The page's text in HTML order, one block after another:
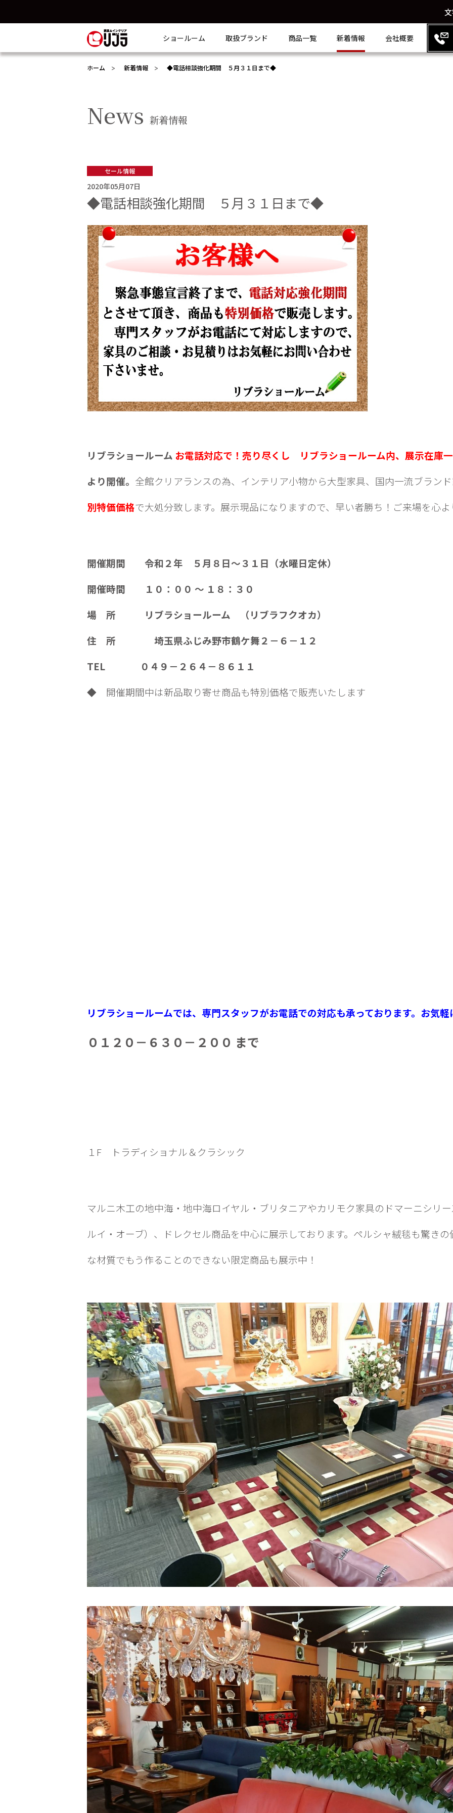
ショールーム 取扱ブランド 商品一覧 新着情報 会社概要
ホーム 新着情報 ◆電話相談強化期間 ５月３１日まで◆
News 新着情報
セール情報
2020年05月07日
◆電話相談強化期間 ５月３１日まで◆
リブラショールーム お電話対応で！売り尽くし リブラショールーム内、展示在庫
より開催。 全館クリアランスの為、インテリア小物から大型家具、国内一流ブラン
別特価価格で大処分致します。展示現品になりますので、早い者勝ち！ご来場を心よ
開催期間 令和２年 ５月８日～３１日（水曜日定休）
開催時間 １０：００ ～ １８：３０
場 所 リブラショールーム （リブラフクオカ）
住 所 埼玉県ふじみ野市鶴ケ舞２－６－１２
TEL ０４９－２６４－８６１１
◆ 開催期間中は新品取り寄せ商品も特別価格で販売いたします
リブラショールームでは、専門スタッフがお電話での対応も承っております。お気軽
０１２０－６３０－２００ まで
１F トラディショナル＆クラシック
マルニ木工の地中海・地中海ロイヤル・ブリタニアやカリモク家具のドマーニシリ
ルイ・オーブ）、ドレクセル商品を中心に展示しております。ペルシャ絨毯も驚き
な材質でもう作ることのできない限定商品も展示中！